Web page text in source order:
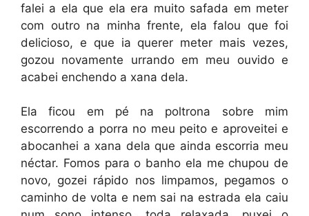
falei a ela que ela era muito safada em meter
com outro na minha frente, ela falou que foi
delicioso, e que ia querer meter mais vezes,
gozou novamente urrando em meu ouvido e
acabei enchendo a xana dela.
Ela ficou em pé na poltrona sobre mim
escorrendo a porra no meu peito e aproveitei e
abocanhei a xana dela que ainda escorria meu
néctar. Fomos para o banho ela me chupou de
novo, gozei rápido nos limpamos, pegamos o
caminho de volta e nem sai na estrada ela caiu